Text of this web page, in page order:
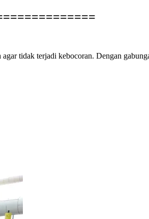
tidak terjadi kebocoran. Dengan